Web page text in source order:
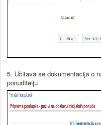
5. Učitava se dokumentacija o
ponuditelju